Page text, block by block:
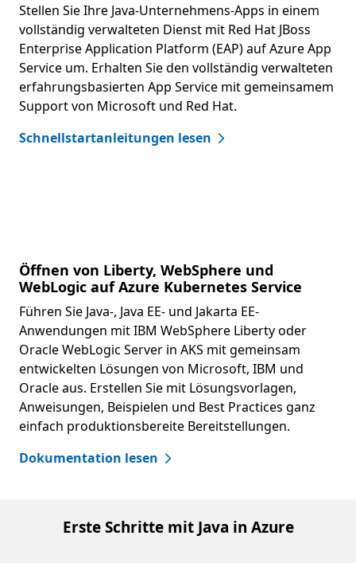
Stellen Sie Ihre Java-Unternehmens-Apps in einem
vollständig verwalteten Dienst mit Red Hat JBoss
Enterprise Application Platform (EAP) auf Azure App
Service um. Erhalten Sie den vollständig verwalteten
erfahrungsbasierten App Service mit gemeinsamem
Support von Microsoft und Red Hat.
Schnellstartanleitungen lesen
Öffnen von Liberty, WebSphere und
WebLogic auf Azure Kubernetes Service
Führen Sie Java-, Java EE- und Jakarta EE-
Anwendungen mit IBM WebSphere Liberty oder
Oracle WebLogic Server in AKS mit gemeinsam
entwickelten Lösungen von Microsoft, IBM und
Oracle aus. Erstellen Sie mit Lösungsvorlagen,
Anweisungen, Beispielen und Best Practices ganz
einfach produktionsbereite Bereitstellungen.
Dokumentation lesen
Erste Schritte mit Java in Azure